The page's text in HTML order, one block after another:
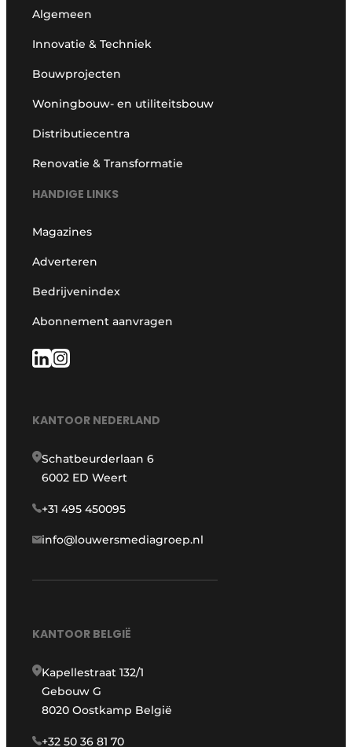
Algemeen
Innovatie & Techniek
Bouwprojecten
Woningbouw- en utiliteitsbouw
Distributiecentra
Renovatie & Transformatie
HANDIGE LINKS
Magazines
Adverteren
Bedrijvenindex
Abonnement aanvragen
KANTOOR NEDERLAND
Schatbeurderlaan 6
6002 ED Weert
+31 495 450095
info@louwersmediagroep.nl
KANTOOR BELGIË
Kapellestraat 132/1
Gebouw G
8020 Oostkamp België
+32 50 36 81 70